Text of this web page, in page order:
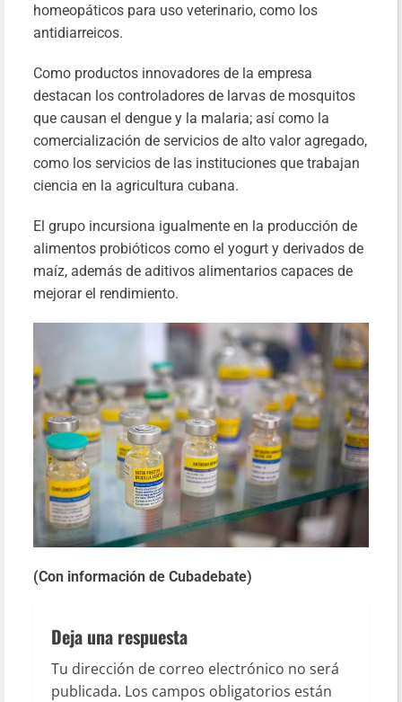
homeopáticos para uso veterinario, como los
antidiarreicos.
Como productos innovadores de la empresa
destacan los controladores de larvas de mosquitos
que causan el dengue y la malaria; así como la
comercialización de servicios de alto valor agregado,
como los servicios de las instituciones que trabajan
ciencia en la agricultura cubana.
El grupo incursiona igualmente en la producción de
alimentos probióticos como el yogurt y derivados de
maíz, además de aditivos alimentarios capaces de
mejorar el rendimiento.
(Con información de Cubadebate)
Deja una respuesta
Tu dirección de correo electrónico no será
publicada. Los campos obligatorios están